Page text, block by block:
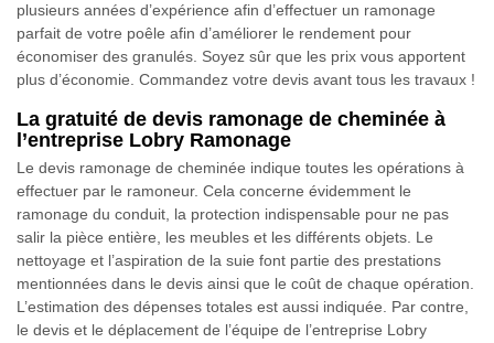
plusieurs années d’expérience afin d’effectuer un ramonage
parfait de votre poêle afin d’améliorer le rendement pour
économiser des granulés. Soyez sûr que les prix vous apportent
plus d’économie. Commandez votre devis avant tous les travaux !
La gratuité de devis ramonage de cheminée à
l’entreprise Lobry Ramonage
Le devis ramonage de cheminée indique toutes les opérations à
effectuer par le ramoneur. Cela concerne évidemment le
ramonage du conduit, la protection indispensable pour ne pas
salir la pièce entière, les meubles et les différents objets. Le
nettoyage et l’aspiration de la suie font partie des prestations
mentionnées dans le devis ainsi que le coût de chaque opération.
L’estimation des dépenses totales est aussi indiquée. Par contre,
le devis et le déplacement de l’équipe de l’entreprise Lobry